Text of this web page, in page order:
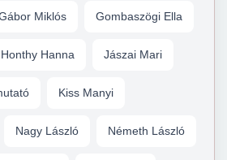
Miklós Gombaszögi Ella
Honthy Hanna Jászai Mari
Kiss Manyi
Nagy László Németh László